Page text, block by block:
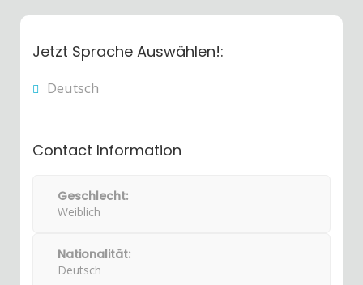
Jetzt Sprache Auswählen!:
Deutsch
Contact Information
Geschlecht:
Weiblich
Nationalität:
Deutsch